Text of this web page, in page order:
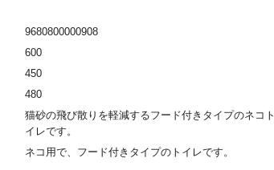
9680800000908
600
450
480
猫砂の飛び散りを軽減するフード付きタイプのネコト
イレです。
ネコ用で、フード付きタイプのトイレです。